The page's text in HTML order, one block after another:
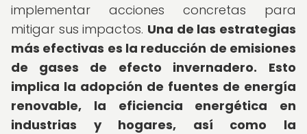
implementar acciones concretas para
mitigar sus impactos. Una de las estrategias
más efectivas es la reducción de emisiones
de gases de efecto invernadero.
Esto
implica la adopción de fuentes de energía
renovable, la eficiencia energética en
industrias y hogares, así como la